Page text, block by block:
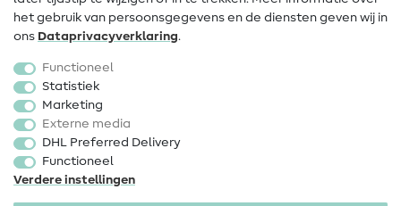
Populair
Fournituren
Sale
het gebruik van persoonsgegevens en de diensten geven wij in
ons Data­privacy­verklaring.
Functioneel
Statistiek
Marketing
Externe media
DHL Preferred Delivery
Functioneel
Verdere instellingen